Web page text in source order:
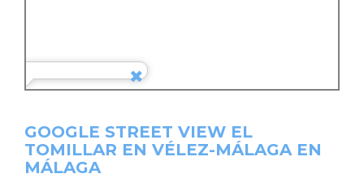
GOOGLE STREET VIEW EL
TOMILLAR EN VÉLEZ-MÁLAGA EN
MÁLAGA